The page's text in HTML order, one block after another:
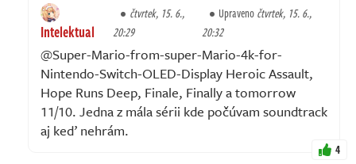
Intelektual
čtvrtek, 15. 6.,
20:29
Upravenočtvrtek, 15. 6.,
20:32
@Super-Mario-from-super-Mario-4k-for-
Nintendo-Switch-OLED-Display Heroic Assault,
Hope Runs Deep, Finale, Finally a tomorrow
11/10. Jedna z mála sérii kde počúvam soundtrack
aj keď nehrám.
4